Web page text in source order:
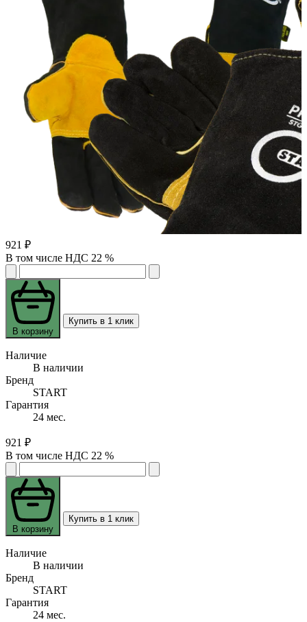
921 ₽
В том числе НДС 22 %
В корзину
Купить в 1 клик
Наличие
В наличии
Бренд
START
Гарантия
24 мес.
921 ₽
В том числе НДС 22 %
В корзину
Купить в 1 клик
Наличие
В наличии
Бренд
START
Гарантия
24 мес.